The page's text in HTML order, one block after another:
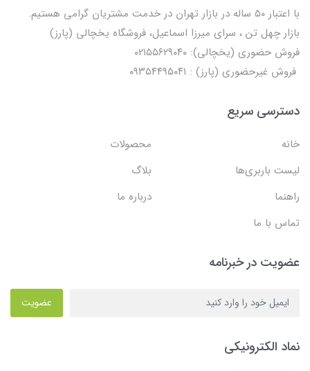
با اعتبار ۵۰ ساله در بازار تهران در خدمت مشتریان گرامی هستیم.
بازار چهل تن ، سرای میرزا اسماعیل، فروشگاه یخچالی‌ (پارز)
فروش حضوری (یخچالی): ۰۲۱۵۵۶۲۹۰۴۰
فروش غیرحضوری (پارز) : ۰۹۳۵۴۴۹۵۰۴۱
دسترسی سریع
خانه
محصولات
لیست باربری‌ها
بلاگ
راهنما
درباره ما
تماس با ما
عضویت در خبرنامه
عضویت
نماد الکترونیکی